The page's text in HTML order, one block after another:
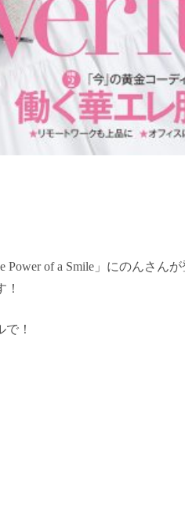
of a Smile」にのんさんが
！